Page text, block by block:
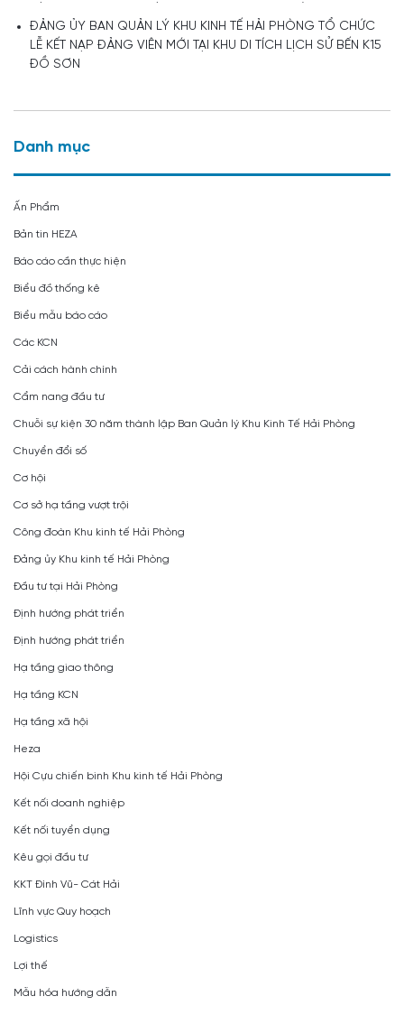
ĐẢNG ỦY BAN QUẢN LÝ KHU KINH TẾ HẢI PHÒNG TỔ CHỨC
LỄ KẾT NẠP ĐẢNG VIÊN MỚI TẠI KHU DI TÍCH LỊCH SỬ BẾN K15
ĐỒ SƠN
Danh mục
Ấn Phẩm
Bản tin HEZA
Báo cáo cần thực hiện
Biểu đồ thống kê
Biểu mẫu báo cáo
Các KCN
Cải cách hành chính
Cẩm nang đầu tư
Chuỗi sự kiện 30 năm thành lập Ban Quản lý Khu Kinh Tế Hải Phòng
Chuyển đổi số
Cơ hội
Cơ sở hạ tầng vượt trội
Công đoàn Khu kinh tế Hải Phòng
Đảng ủy Khu kinh tế Hải Phòng
Đầu tư tại Hải Phòng
Định hướng phát triển
Định hướng phát triển
Hạ tầng giao thông
Hạ tầng KCN
Hạ tầng xã hội
Heza
Hội Cựu chiến binh Khu kinh tế Hải Phòng
Kết nối doanh nghiệp
Kết nối tuyển dụng
Kêu gọi đầu tư
KKT Đình Vũ- Cát Hải
Lĩnh vực Quy hoạch
Logistics
Lợi thế
Mẫu hóa hướng dẫn